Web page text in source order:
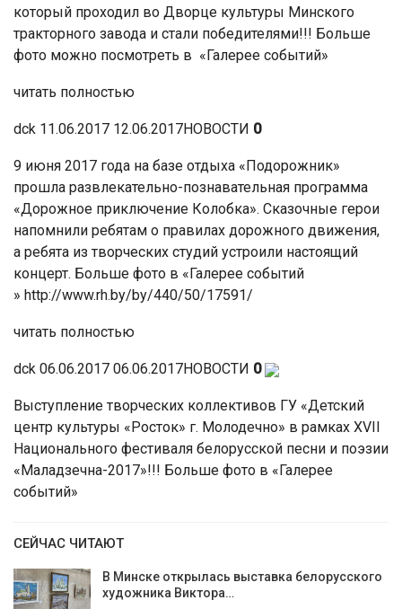
который проходил во Дворце культуры Минского
тракторного завода и стали победителями!!! Больше
фото можно посмотреть в «Галерее событий»
читать полностью
dck 11.06.2017 12.06.2017НОВОСТИ 0
9 июня 2017 года на базе отдыха «Подорожник»
прошла развлекательно-познавательная программа
«Дорожное приключение Колобка». Сказочные герои
напомнили ребятам о правилах дорожного движения,
а ребята из творческих студий устроили настоящий
концерт. Больше фото в «Галерее событий
» http://www.rh.by/by/440/50/17591/
читать полностью
dck 06.06.2017 06.06.2017НОВОСТИ 0
Выступление творческих коллективов ГУ «Детский
центр культуры «Росток» г. Молодечно» в рамках XVII
Национального фестиваля белорусской песни и поэзии
«Маладзечна-2017»!!! Больше фото в «Галерее
событий»
СЕЙЧАС ЧИТАЮТ
В Минске открылась выставка белорусского
художника Виктора…